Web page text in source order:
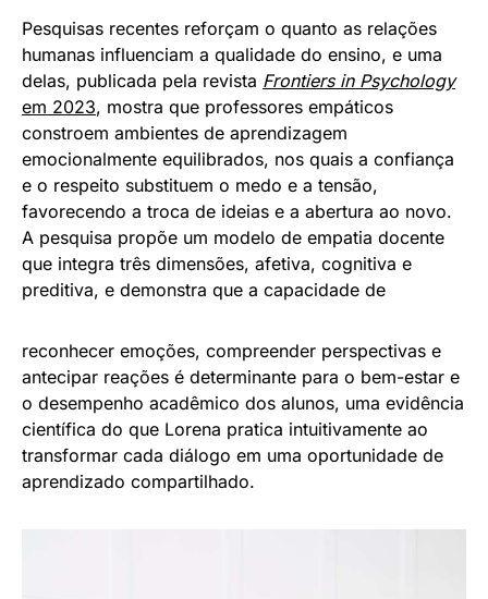
Pesquisas recentes reforçam o quanto as relações
humanas influenciam a qualidade do ensino, e uma
delas, publicada pela revista Frontiers in Psychology
em 2023, mostra que professores empáticos
constroem ambientes de aprendizagem
emocionalmente equilibrados, nos quais a confiança
e o respeito substituem o medo e a tensão,
favorecendo a troca de ideias e a abertura ao novo.
A pesquisa propõe um modelo de empatia docente
que integra três dimensões, afetiva, cognitiva e
preditiva, e demonstra que a capacidade de
reconhecer emoções, compreender perspectivas e
antecipar reações é determinante para o bem-estar e
o desempenho acadêmico dos alunos, uma evidência
científica do que Lorena pratica intuitivamente ao
transformar cada diálogo em uma oportunidade de
aprendizado compartilhado.